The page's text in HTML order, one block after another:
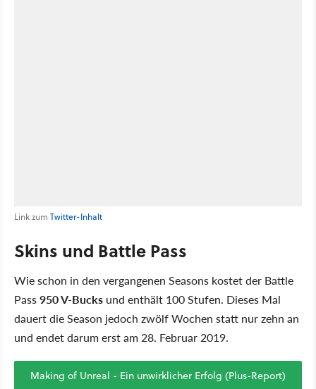
Link zum Twitter-Inhalt
Skins und Battle Pass
Wie schon in den vergangenen Seasons kostet der Battle
Pass950 V-Bucks und enthält 100 Stufen. Dieses Mal
dauert die Season jedoch zwölf Wochen statt nur zehn an
und endet darum erst am 28. Februar 2019.
Making of Unreal - Ein unwirklicher Erfolg (Plus-Report)